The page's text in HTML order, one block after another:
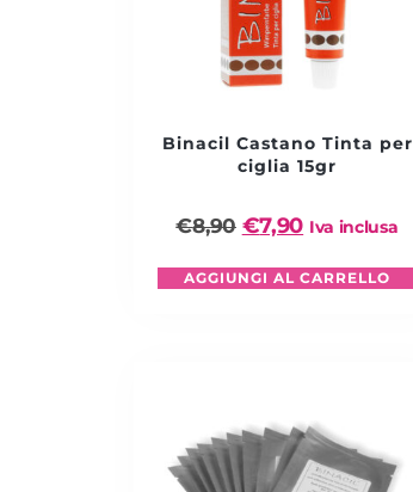
Binacil Castano Tinta per
ciglia 15gr
€8,90 €7,90 Iva inclusa
AGGIUNGI AL CARRELLO